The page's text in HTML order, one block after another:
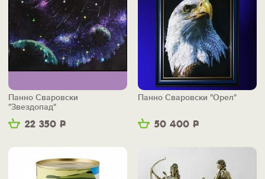
22 350 Р
Панно Сваровски
"Звездопад"
50 400 Р
Панно Сваровски "Орел"